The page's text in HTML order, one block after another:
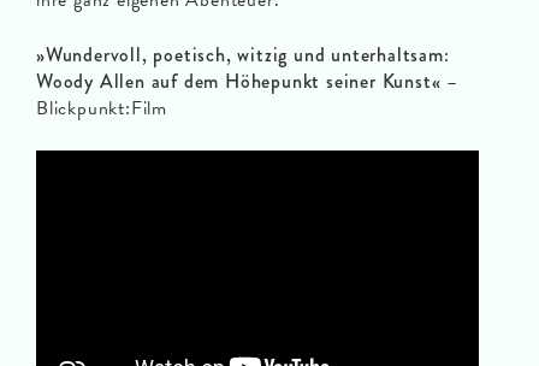
»Wundervoll, poetisch, witzig und unterhaltsam:
Woody Allen auf dem Höhepunkt seiner Kunst« –
Blickpunkt:Film